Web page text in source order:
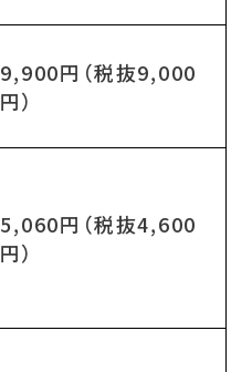
9,900円（税抜9,000
円）
5,060円（税抜4,600
円）